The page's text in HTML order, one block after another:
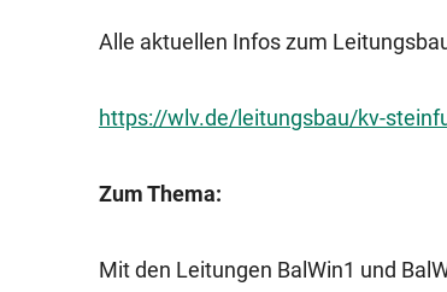
Alle aktuellen Infos zum
https://wlv.de/leitungsbau/kv-
Zum Thema:
Mit den Leitungen BalWin1 und